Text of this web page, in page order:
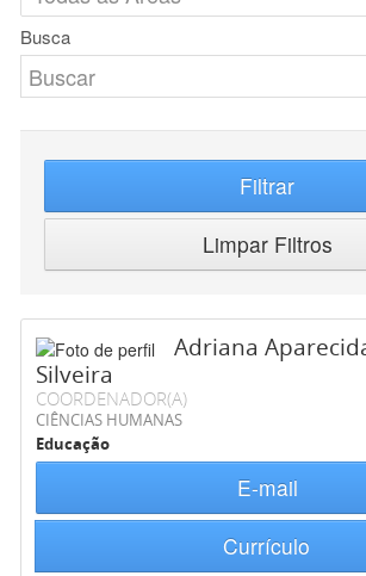
Busca
Filtrar
Limpar Filtros
Adriana
Silveira
COORDENADOR(A)
CIÊNCIAS HUMANAS
Educação
E-mail
Currículo